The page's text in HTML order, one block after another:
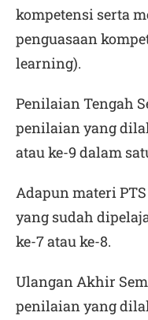
kompetensi serta
penguasaan
learning).
Penilaian Tengah
penilaian yang
atau ke-9 dalam
Adapun materi
yang sudah
ke-7 atau ke-8.
Ulangan Akhir
penilaian yang